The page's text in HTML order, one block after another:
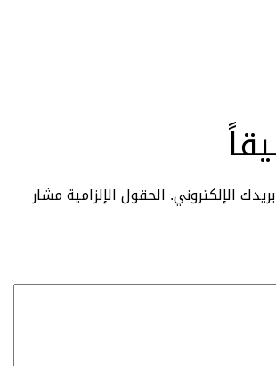
الإلكتروني. الحقول الإلزامية مشار